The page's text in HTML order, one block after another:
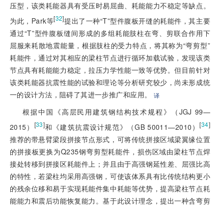
压型，该类耗能器具有受压时易屈曲、耗能能力不稳定等缺点。
为此，Park等[32]提出了一种“T”型件腹板开缝的耗能件，其主要
通过“T”型件腹板缝间形成的多组耗能肢柱在弯、剪联合作用下
屈服来耗散地震能量，根据肢柱的受力特点，将其称为“弯剪型”
耗能件，通过对其相应的梁柱节点进行循环加载试验，发现该类
节点具有耗能能力稳定，拉压力学性能一致等优势。但目前针对
该类耗能器抗震性能的试验和理论等分析研究较少，尚未形成统
一的设计方法，阻碍了其进一步推广和应用。
译
根据中国《高层民用建筑钢结构技术规程》（JGJ 99—
2015）
[33]和《建筑抗震设计规范》（GB 50011—2010）[34]
推荐的带悬臂梁段拼接节点形式，可将传统拼接区域梁翼缘位置
的拼接板更换为Q235钢弯剪型耗能件，损伤区域由梁柱节点焊
接处转移到拼接区耗能件上；并且由于高强钢延性差、屈强比高
的特性，若梁柱均采用高强钢，可使该体系具有比传统结构更小
的残余位移和易于实现耗能件集中耗能等优势，提高梁柱节点耗
能能力和震后功能恢复能力。基于此设计理念，提出一种含弯剪